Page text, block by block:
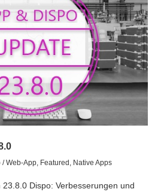
/ Web-App, Featured Native Apps
23.8.0 Dispo: Verbesserungen und